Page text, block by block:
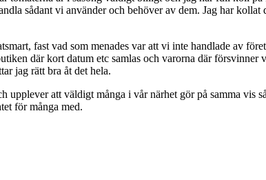
sådant vi använder och behöver av dem. Jag har kollat
fast vad som menades var att vi inte handlade av
där kort datum etc samlas och varorna där
jag rätt bra åt det hela.
upplever att väldigt många i vår närhet gör på samma
för många med.